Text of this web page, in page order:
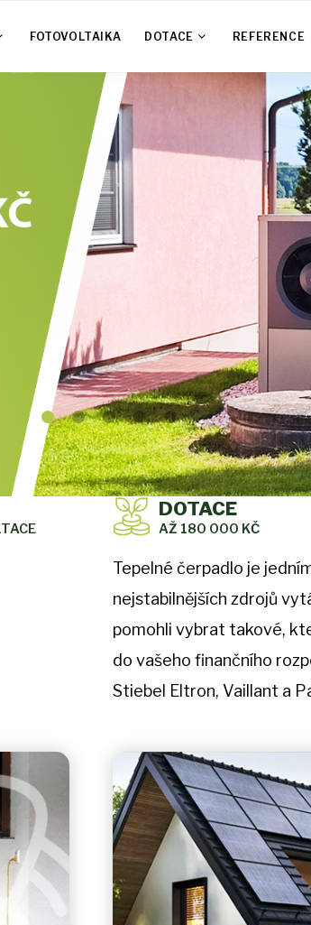
FOTOVOLTAIKA DOTACE REFERENCE
DOTACE
AŽ 180 000 KČ
Tepelné čerpadlo je
nejstabilnějších zdrojů
pomohli vybrat takové,
do vašeho finančního
Stiebel Eltron, Vaillant a